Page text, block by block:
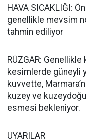
HAVA SICAKLIĞI:
genellikle mevsim
tahmin ediliyor
RÜZGAR:
kesimlerde güneyli
kuvvette,
kuzey ve
esmesi bekleniyor.
UYARILAR